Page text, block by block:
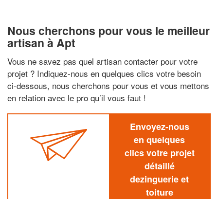
Nous cherchons pour vous le meilleur
artisan à Apt
Vous ne savez pas quel artisan contacter pour votre
projet ? Indiquez-nous en quelques clics votre besoin
ci-dessous, nous cherchons pour vous et vous mettons
en relation avec le pro qu’il vous faut !
Envoyez-nous
en quelques
clics votre projet
détaillé
dezinguerie et
toiture